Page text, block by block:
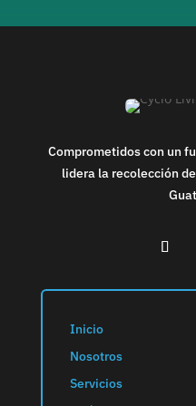
Comprometidos con un
lidera la recolección
Inicio
Nosotros
Servicios